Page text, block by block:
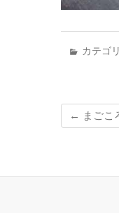
カテゴ
← まごこ